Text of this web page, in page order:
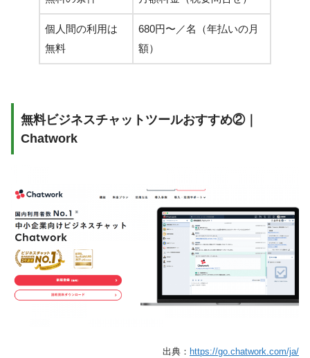
個人間の利用は
無料
680円〜／名（年払いの月
額）
無料ビジネスチャットツールおすすめ②｜
Chatwork
出典： https://go.chatwork.com/ja/